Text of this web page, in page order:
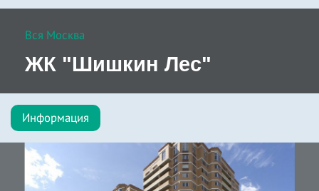
Вся Москва
ЖК "Шишкин Лес"
Информация